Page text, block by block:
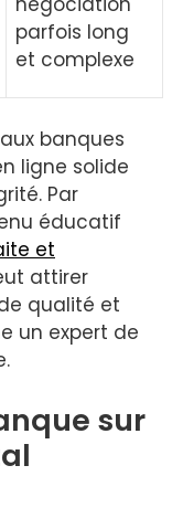
parfois long
et complexe
banques
ligne solide
Par
éducatif
et
attirer
qualité et
un expert de
sur